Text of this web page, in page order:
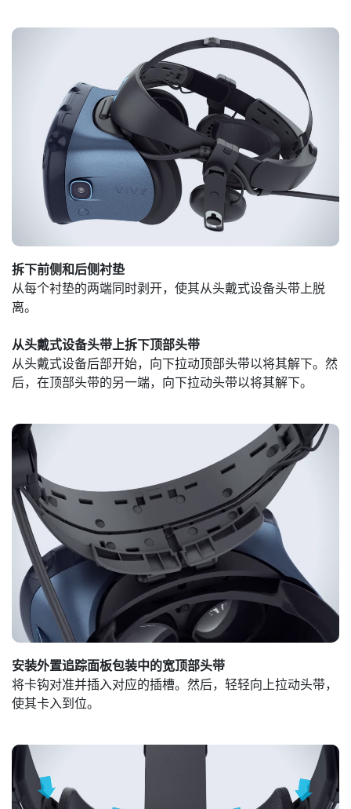
拆下前侧和后侧衬垫
从每个衬垫的两端同时剥开，使其从头戴式设备头带上脱
离。
从头戴式设备头带上拆下顶部头带
从头戴式设备后部开始，向下拉动顶部头带以将其解下。然
后，在顶部头带的另一端，向下拉动头带以将其解下。
安装外置追踪面板包装中的宽顶部头带
将卡钩对准并插入对应的插槽。然后，轻轻向上拉动头带，
使其卡入到位。